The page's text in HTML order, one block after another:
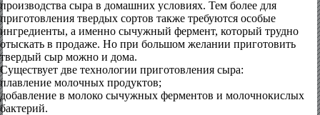
производства сыра в домашних условиях. Тем более для
приготовления твердых сортов также требуются особые
ингредиенты, а именно сычужный фермент, который трудно
отыскать в продаже. Но при большом желании приготовить
твердый сыр можно и дома.
Существует две технологии приготовления сыра:
плавление молочных продуктов;
добавление в молоко сычужных ферментов и молочнокислых
бактерий.